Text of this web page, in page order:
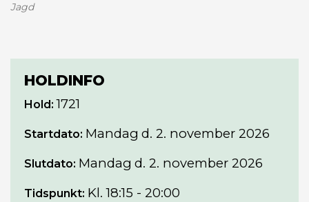
Jagd
HOLDINFO
Hold: 1721
Startdato: Mandag d. 2. november 2026
Slutdato: Mandag d. 2. november 2026
Tidspunkt: Kl. 18:15 - 20:00